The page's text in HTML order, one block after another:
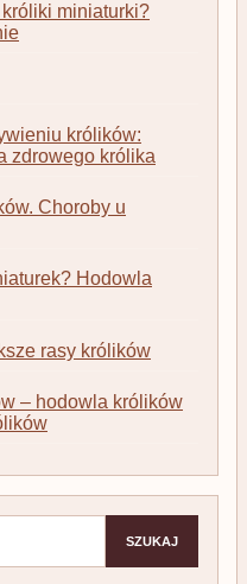
miniaturki?
królików:
zdrowego królika
Choroby u
Hodowla
rasy królików
– hodowla królików
SZUKAJ